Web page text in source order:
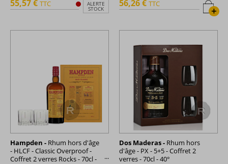
ALERTE
STOCK
55,57 € TTC
+
56,26 € TTC
Hampden - Rhum hors d'âge
- HLCF - Classic Overproof -
Coffret 2 verres Rocks - 70cl -
Dos Maderas - Rhum hors
d'âge - PX - 5+5 - Coffret 2
verres - 70cl - 40°